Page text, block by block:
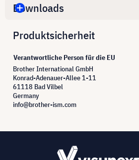
Downloads
Produktsicherheit
Verantwortliche Person für die EU
Brother International GmbH
Konrad-Adenauer-Allee 1-11
61118 Bad Vilbel
Germany
info@brother-ism.com